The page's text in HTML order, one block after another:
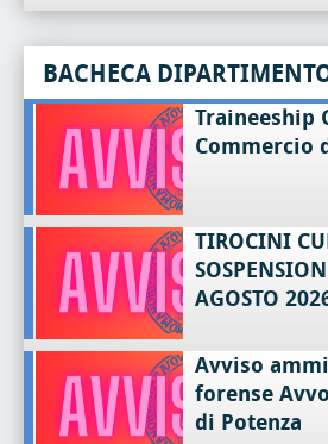
BACHECA
Traineeship
Commercio
TIROCINI
AGOSTO
Avviso
forense
di Potenza